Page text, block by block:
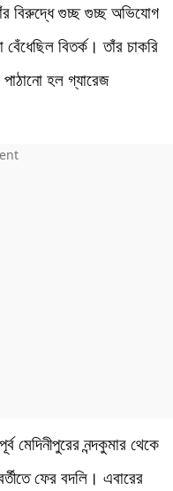
বিরুদ্ধে গুচ্ছ গুচ্ছ অভিযোগ
বিতর্ক। তাঁর চাকরি
হল গ্যারেজ
মেদিনীপুরের নন্দকুমার থেকে
ফের বদলি। এবারের